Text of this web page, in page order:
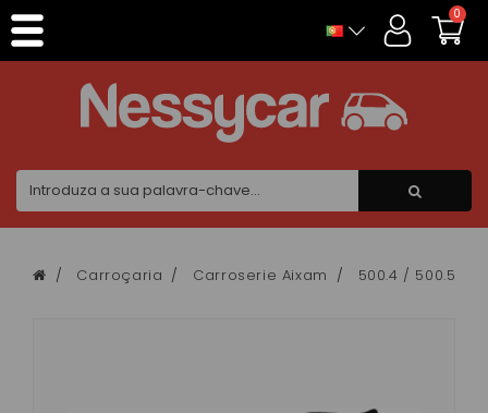
0
Carroçaria Carroserie Aixam 500.4 / 500.5
Painel de Gerenciamento de Cookies